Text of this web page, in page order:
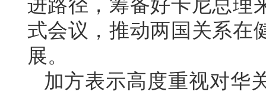
进路径，筹备好卡尼总理
式会议，推动两国关系在
展。
加方表示高度重视对华